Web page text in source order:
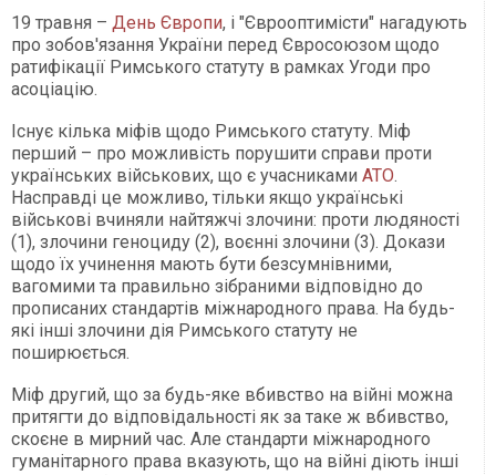
19 травня – День Європи, і "Єврооптимісти" нагадують
про зобов'язання України перед Євросоюзом щодо
ратифікації Римського статуту в рамках Угоди про
асоціацію.
Існує кілька міфів щодо Римського статуту. Міф
перший – про можливість порушити справи проти
українських військових, що є учасниками АТО.
Насправді це можливо, тільки якщо українські
військові вчиняли найтяжчі злочини: проти людяності
(1), злочини геноциду (2), воєнні злочини (3). Докази
щодо їх учинення мають бути безсумнівними,
вагомими та правильно зібраними відповідно до
прописаних стандартів міжнародного права. На будь-
які інші злочини дія Римського статуту не
поширюється.
Міф другий, що за будь-яке вбивство на війні можна
притягти до відповідальності як за таке ж вбивство,
скоєне в мирний час. Але стандарти міжнародного
гуманітарного права вказують, що на війні діють інші